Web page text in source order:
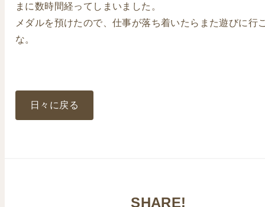
まに数時間経ってしまいました。
メダルを預けたので、仕事が落ち着いたらまた遊びに行
な。
日々に戻る
SHARE!